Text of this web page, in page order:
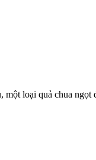
loại quả chua ngọt